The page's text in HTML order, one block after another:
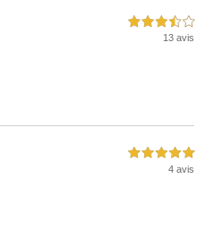
3,5 étoiles sur 5
13 avis
5,0 étoiles sur 5
4 avis